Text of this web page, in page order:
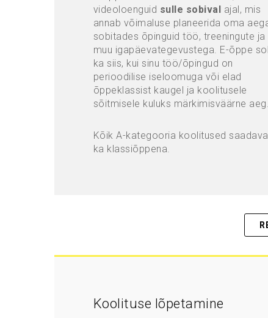
videoloenguid sulle sobival ajal, mis
annab võimaluse planeerida oma
sobitades õpinguid töö, treeningute ja
muu igapäevategevustega. E-õppe
ka siis, kui sinu töö/õpingud on
perioodilise iseloomuga või elad
õppeklassist kaugel ja koolitusele
sõitmisele kuluks märkimisväärne aeg.
Kõik A-kategooria koolitused saadaval
ka klassiõppena.
Koolituse lõpetamine